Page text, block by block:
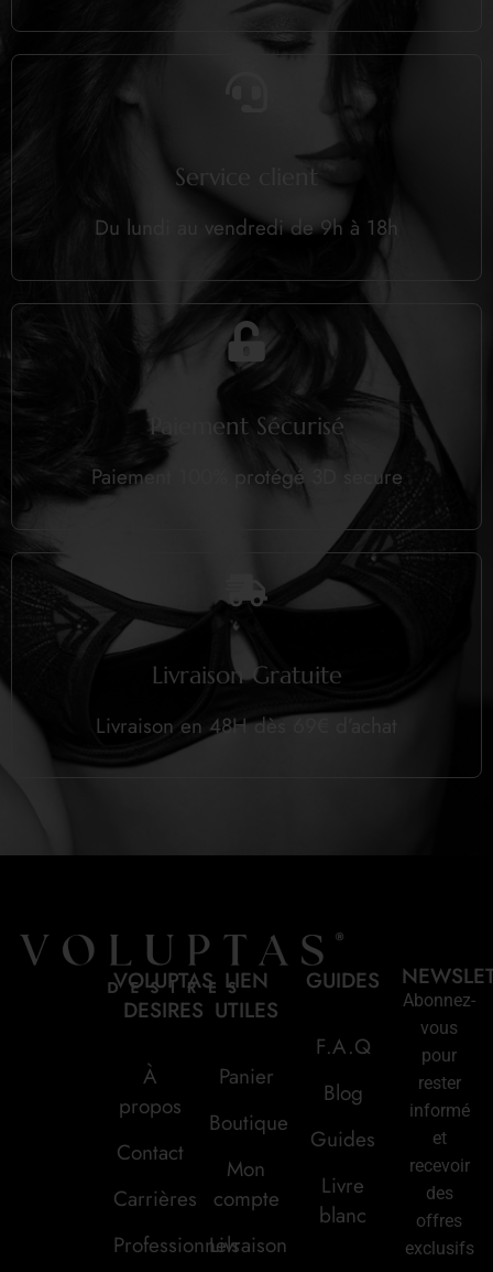
Service client
Du lundi au vendredi de 9h à 18h
Paiement Sécurisé
Paiement 100% protégé 3D secure
Livraison Gratuite
Livraison en 48H dès 69€ d’achat
VOLUPTAS
DESIRES
À
propos
Contact
Carrières
Professionnels
LIEN
UTILES
Panier
Boutique
Mon
compte
Livraison
GUIDES
F.A.Q
Blog
Guides
Livre
blanc
Abonnez-
vous
pour
rester
informé
et
recevoir
des
offres
exclusifs